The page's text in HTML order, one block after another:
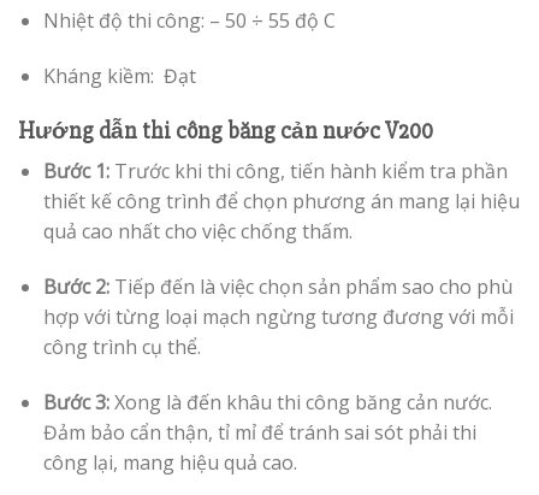
Nhiệt độ thi công: – 50 ÷ 55 độ C
Kháng kiềm: Đạt
Hướng dẫn thi công băng cản nước V200
Bước 1:Trước khi thi công, tiến hành kiểm tra phần
thiết kế công trình để chọn phương án mang lại hiệu
quả cao nhất cho việc chống thấm.
Bước 2:Tiếp đến là việc chọn sản phẩm sao cho phù
hợp với từng loại mạch ngừng tương đương với mỗi
công trình cụ thể.
Bước 3:Xong là đến khâu thi công băng cản nước.
Đảm bảo cẩn thận, tỉ mỉ để tránh sai sót phải thi
công lại, mang hiệu quả cao.